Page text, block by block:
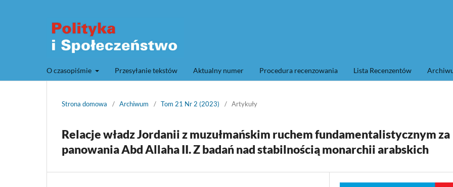
O czasopiśmie Przesyłanie tekstów Aktualny numer Procedura recenzowania Lista Recenzentów
Strona domowa / Archiwum / Tom 21 Nr 2 (2023) / Artykuły
Relacje władz Jordanii z muzułmańskim ruchem fundamentalistycznym za
panowania Abd Allaha II. Z badań nad stabilnością monarchii arabskich